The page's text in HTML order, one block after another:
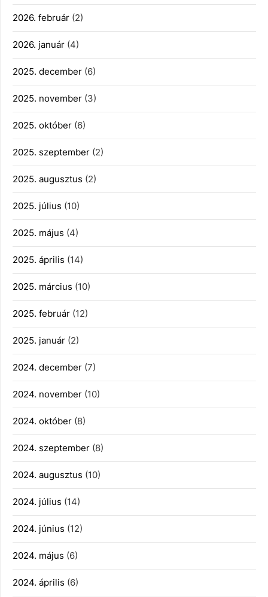
2026. február (2)
2026. január (4)
2025. december (6)
2025. november (3)
2025. október (6)
2025. szeptember (2)
2025. augusztus (2)
2025. július (10)
2025. május (4)
2025. április (14)
2025. március (10)
2025. február (12)
2025. január (2)
2024. december (7)
2024. november (10)
2024. október (8)
2024. szeptember (8)
2024. augusztus (10)
2024. július (14)
2024. június (12)
2024. május (6)
2024. április (6)